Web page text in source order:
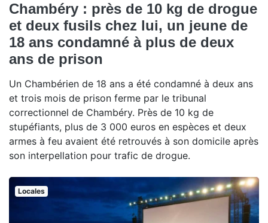
Chambéry : près de 10 kg de drogue
et deux fusils chez lui, un jeune de
18 ans condamné à plus de deux
ans de prison
Un Chambérien de 18 ans a été condamné à deux ans
et trois mois de prison ferme par le tribunal
correctionnel de Chambéry. Près de 10 kg de
stupéfiants, plus de 3 000 euros en espèces et deux
armes à feu avaient été retrouvés à son domicile après
son interpellation pour trafic de drogue.
Locales